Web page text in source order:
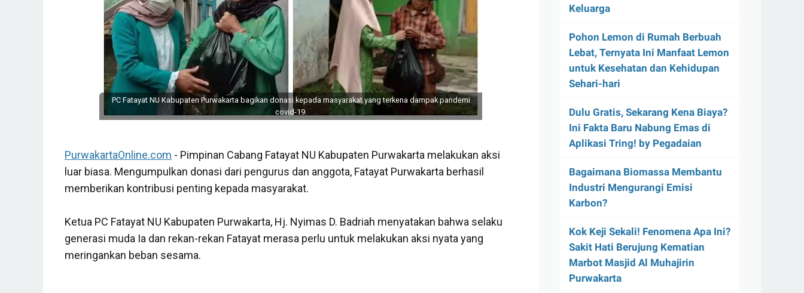
PC Fatayat NU Kabupaten Purwakarta bagikan donasi kepada masyarakat yang terkena dampak pandemi
covid-19.
PurwakartaOnline.com - Pimpinan Cabang Fatayat NU Kabupaten Purwakarta melakukan aksi
luar biasa. Mengumpulkan donasi dari pengurus dan anggota, Fatayat Purwakarta berhasil
memberikan kontribusi penting kepada masyarakat.
Ketua PC Fatayat NU Kabupaten Purwakarta, Hj. Nyimas D. Badriah menyatakan bahwa selaku
generasi muda Ia dan rekan-rekan Fatayat merasa perlu untuk melakukan aksi nyata yang
meringankan beban sesama.
Keluarga
Pohon Lemon di Rumah Berbuah
Lebat, Ternyata Ini Manfaat Lemon
untuk Kesehatan dan Kehidupan
Sehari-hari
Dulu Gratis, Sekarang Kena Biaya?
Ini Fakta Baru Nabung Emas di
Aplikasi Tring! by Pegadaian
Bagaimana Biomassa Membantu
Industri Mengurangi Emisi
Karbon?
Kok Keji Sekali! Fenomena Apa Ini?
Sakit Hati Berujung Kematian
Marbot Masjid Al Muhajirin
Purwakarta